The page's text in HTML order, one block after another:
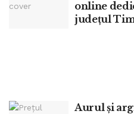
online
județul
Aurul și